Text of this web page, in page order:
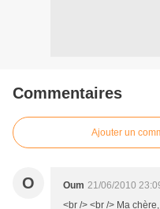
Commentaires
Ajouter un
O Oum 21/06/2010
<br /> <br /> Ma